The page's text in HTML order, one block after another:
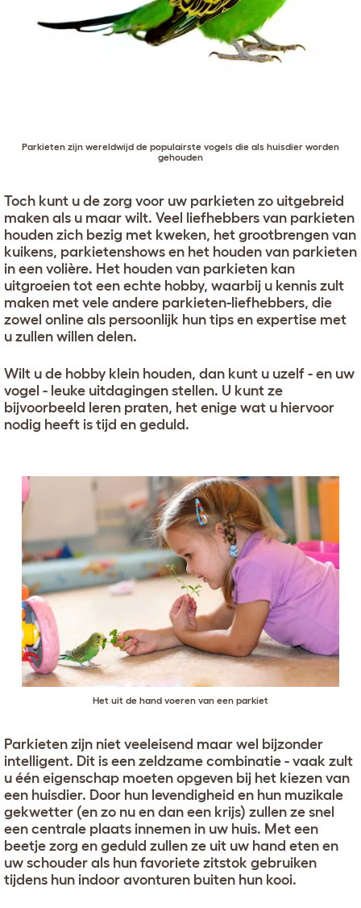
Parkieten zijn wereldwijd de populairste vogels die als huisdier worden
gehouden
Toch kunt u de zorg voor uw parkieten zo uitgebreid
maken als u maar wilt. Veel liefhebbers van parkieten
houden zich bezig met kweken, het grootbrengen van
kuikens, parkietenshows en het houden van parkieten
in een volière. Het houden van parkieten kan
uitgroeien tot een echte hobby, waarbij u kennis zult
maken met vele andere parkieten-liefhebbers, die
zowel online als persoonlijk hun tips en expertise met
u zullen willen delen.
Wilt u de hobby klein houden, dan kunt u uzelf - en uw
vogel - leuke uitdagingen stellen. U kunt ze
bijvoorbeeld leren praten, het enige wat u hiervoor
nodig heeft is tijd en geduld.
Het uit de hand voeren van een parkiet
Parkieten zijn niet veeleisend maar wel bijzonder
intelligent. Dit is een zeldzame combinatie - vaak zult
u één eigenschap moeten opgeven bij het kiezen van
een huisdier. Door hun levendigheid en hun muzikale
gekwetter (en zo nu en dan een krijs) zullen ze snel
een centrale plaats innemen in uw huis. Met een
beetje zorg en geduld zullen ze uit uw hand eten en
uw schouder als hun favoriete zitstok gebruiken
tijdens hun indoor avonturen buiten hun kooi.